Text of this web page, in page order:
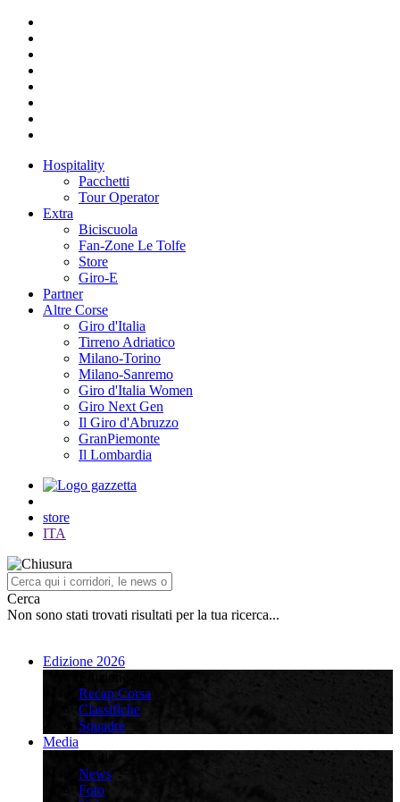
Hospitality
Pacchetti
Tour Operator
Extra
Biciscuola
Fan-Zone Le Tolfe
Store
Giro-E
Partner
Altre Corse
Giro d'Italia
Tirreno Adriatico
Milano-Torino
Milano-Sanremo
Giro d'Italia Women
Giro Next Gen
Il Giro d'Abruzzo
GranPiemonte
Il Lombardia
store
ITA
Cerca
Non sono stati trovati risultati per la tua ricerca...
Edizione 2026
Recap Corsa
Classifiche
Squadre
Media
News
Foto